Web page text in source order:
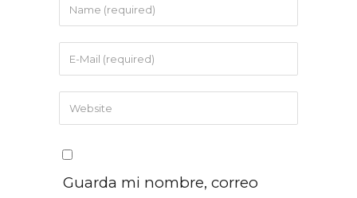
Guarda mi nombre, correo